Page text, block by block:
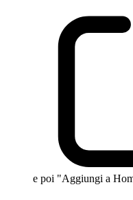
e poi "Aggiungi a